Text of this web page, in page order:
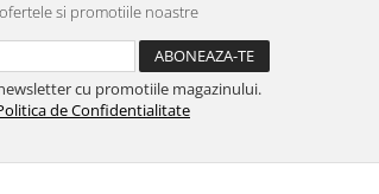
si promotiile noastre
cu promotiile magazinului.
de Confidentialitate